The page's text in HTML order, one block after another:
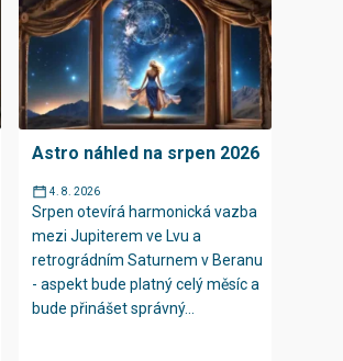
Astro náhled na srpen 2026
4. 8. 2026
Srpen otevírá harmonická vazba
mezi Jupiterem ve Lvu a
retrográdním Saturnem v Beranu
- aspekt bude platný celý měsíc a
bude přinášet správný...